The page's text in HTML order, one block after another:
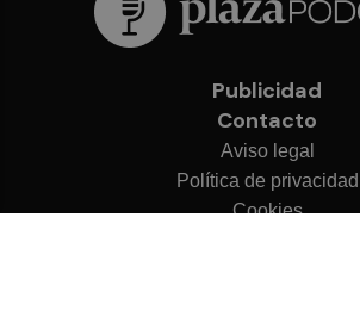
Publicidad
Contacto
Aviso legal
Política de privacidad
Cookies